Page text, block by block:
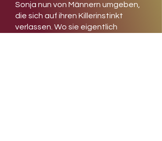
Sonja nun von Männern umgeben,
die sich auf ihren Killerinstinkt
verlassen. Wo sie eigentlich